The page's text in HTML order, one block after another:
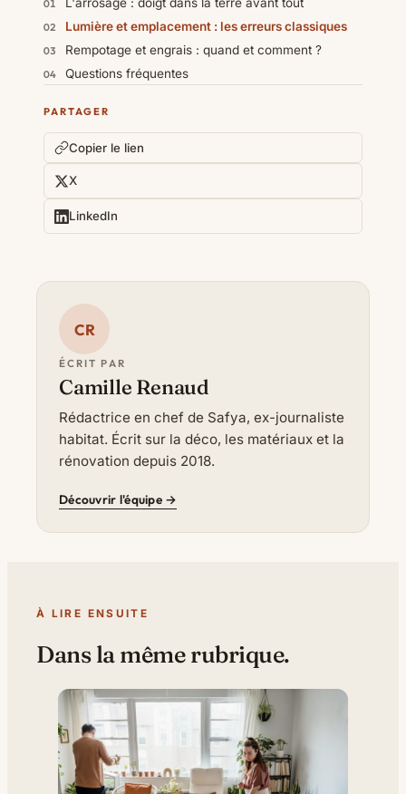
L'arrosage : doigt dans la terre avant tout
Lumière et emplacement : les erreurs classiques
Rempotage et engrais : quand et comment ?
Questions fréquentes
PARTAGER
Copier le lien
X
LinkedIn
CR
ÉCRIT PAR
Camille Renaud
Rédactrice en chef de Safya, ex-journaliste
habitat. Écrit sur la déco, les matériaux et la
rénovation depuis 2018.
Découvrir l'équipe →
À LIRE ENSUITE
Dans la même rubrique.